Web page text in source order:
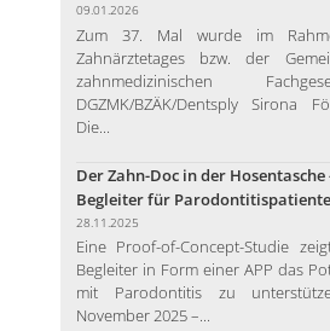
09.01.2026
Zum 37. Mal wurde im
Zahnärztetages bzw. der
zahnmedizinischen
DGZMK/BZÄK/Dentsply Sirona
Die...
Der Zahn-Doc in der
Begleiter für
28.11.2025
Eine Proof-of-Concept-Studie
Begleiter in Form einer APP das
mit Parodontitis zu
November 2025 –...